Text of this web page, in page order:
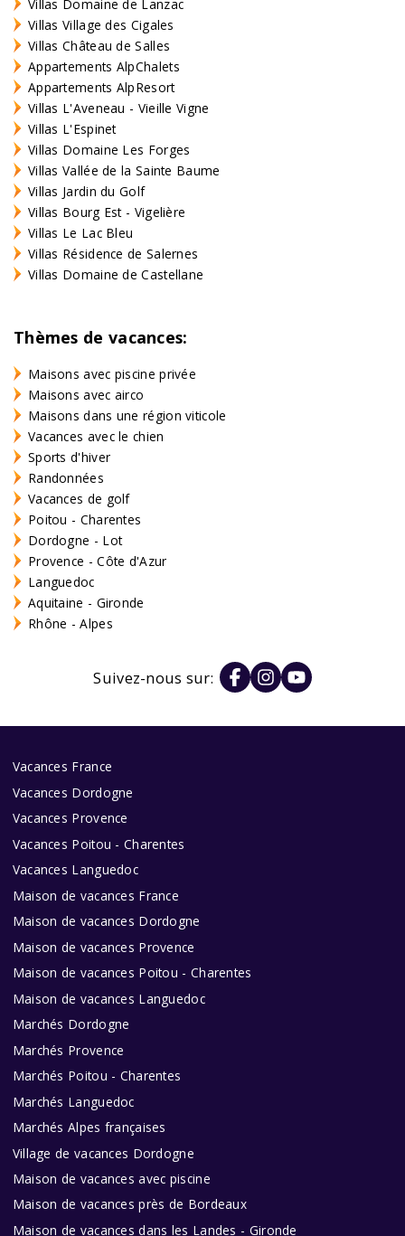
Villas Domaine de Lanzac
Villas Village des Cigales
Villas Château de Salles
Appartements AlpChalets
Appartements AlpResort
Villas L'Aveneau - Vieille Vigne
Villas L'Espinet
Villas Domaine Les Forges
Villas Vallée de la Sainte Baume
Villas Jardin du Golf
Villas Bourg Est - Vigelière
Villas Le Lac Bleu
Villas Résidence de Salernes
Villas Domaine de Castellane
Thèmes de vacances:
Maisons avec piscine privée
Maisons avec airco
Maisons dans une région viticole
Vacances avec le chien
Sports d'hiver
Randonnées
Vacances de golf
Poitou - Charentes
Dordogne - Lot
Provence - Côte d'Azur
Languedoc
Aquitaine - Gironde
Rhône - Alpes
Suivez-nous sur:
Vacances France
Vacances Dordogne
Vacances Provence
Vacances Poitou - Charentes
Vacances Languedoc
Maison de vacances France
Maison de vacances Dordogne
Maison de vacances Provence
Maison de vacances Poitou - Charentes
Maison de vacances Languedoc
Marchés Dordogne
Marchés Provence
Marchés Poitou - Charentes
Marchés Languedoc
Marchés Alpes françaises
Village de vacances Dordogne
Maison de vacances avec piscine
Maison de vacances près de Bordeaux
Maison de vacances dans les Landes - Gironde